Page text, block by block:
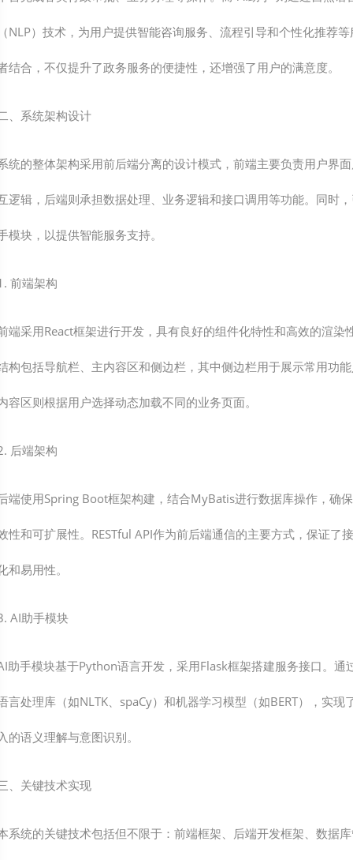
NLP）技术，为用户提供智能咨询服务、流程引导和个性化推荐
结合，不仅提升了政务服务的便捷性，还增强了用户的满意度。
、系统架构设计
统的整体架构采用前后端分离的设计模式，前端主要负责用户界
逻辑，后端则承担数据处理、业务逻辑和接口调用等功能。同时
模块，以提供智能服务支持。
前端架构
端采用React框架进行开发，具有良好的组件化特性和高效的渲染
构包括导航栏、主内容区和侧边栏，其中侧边栏用于展示常用功
容区则根据用户选择动态加载不同的业务页面。
后端架构
端使用Spring Boot框架构建，结合MyBatis进行数据库操作，确
性和可扩展性。RESTful API作为前后端通信的主要方式，保证了
和易用性。
AI助手模块
助手模块基于Python语言开发，采用Flask框架搭建服务接口。通
言处理库（如NLTK、spaCy）和机器学习模型（如BERT），实现
的语义理解与意图识别。
、关键技术实现
系统的关键技术包括但不限于：前端框架、后端开发框架、数据